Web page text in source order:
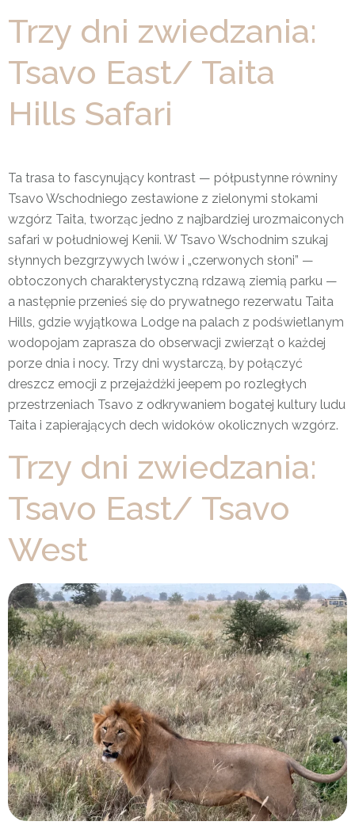
Trzy dni zwiedzania:
Tsavo East/ Taita
Hills Safari
Ta trasa to fascynujący kontrast — półpustynne równiny
Tsavo Wschodniego zestawione z zielonymi stokami
wzgórz Taita, tworząc jedno z najbardziej urozmaiconych
safari w południowej Kenii. W Tsavo Wschodnim szukaj
słynnych bezgrzywych lwów i „czerwonych słoni” —
obtoczonych charakterystyczną rdzawą ziemią parku —
a następnie przenieś się do prywatnego rezerwatu Taita
Hills, gdzie wyjątkowa Lodge na palach z podświetlanym
wodopojam zaprasza do obserwacji zwierząt o każdej
porze dnia i nocy. Trzy dni wystarczą, by połączyć
dreszcz emocji z przejażdżki jeepem po rozległych
przestrzeniach Tsavo z odkrywaniem bogatej kultury ludu
Taita i zapierających dech widoków okolicznych wzgórz.
Trzy dni zwiedzania:
Tsavo East/ Tsavo
West